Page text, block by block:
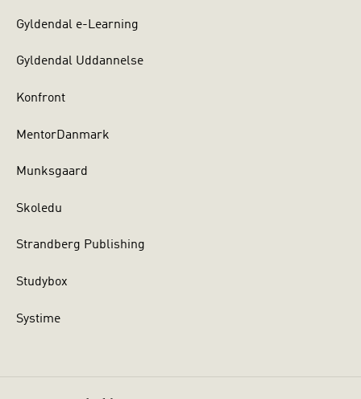
Gyldendal e-Learning
Gyldendal Uddannelse
Konfront
MentorDanmark
Munksgaard
Skoledu
Strandberg Publishing
Studybox
Systime